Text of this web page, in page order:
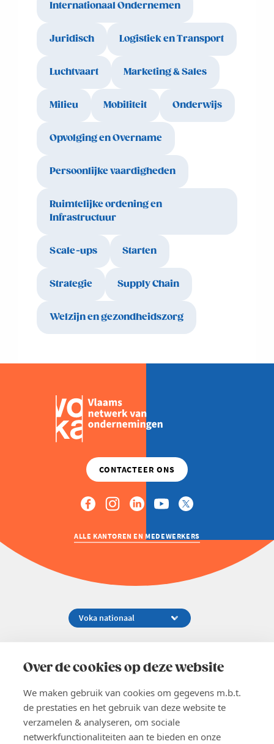
Over de cookies op deze website
We maken gebruik van cookies om gegevens m.b.t.
de prestaties en het gebruik van deze website te
verzamelen & analyseren, om sociale
netwerkfunctionaliteiten aan te bieden en onze
Internationaal Ondernemen
Juridisch Logistiek en Transport
Luchtvaart Marketing & Sales
Milieu Mobiliteit Onderwijs
Opvolging en Overname
Persoonlijke vaardigheden
Ruimtelijke ordening en
Infrastructuur
Scale-ups Starten
Strategie Supply Chain
Welzijn en gezondheidszorg
ALLE KANTOREN EN MEDEWERKERS
02 229 81 11